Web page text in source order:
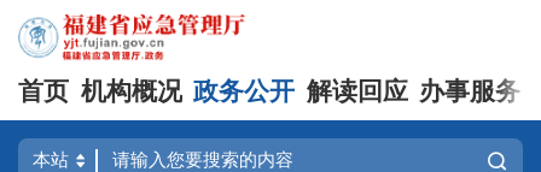
首页 机构概况 政务公开 解读回应 办事服务